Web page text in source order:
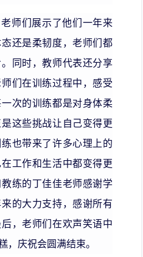
师们展示了他们一年来
还是柔韧度，老师们都
同时，教师代表还分享
师们在训练过程中，感受
次的训练都是对身体柔
这些挑战让自己变得更
也带来了许多心理上的
工作和生活中都变得更
练的丁佳佳老师感谢学
的大力支持，感谢所有
，老师们在欢声笑语中
，庆祝会圆满结束。